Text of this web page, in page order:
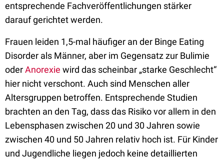
entsprechende Fachveröffentlichungen stärker
darauf gerichtet werden.
Frauen leiden 1,5-mal häufiger an der Binge Eating
Disorder als Männer, aber im Gegensatz zur Bulimie
oderAnorexie wird das scheinbar „starke Geschlecht“
hier nicht verschont. Auch sind Menschen aller
Altersgruppen betroffen. Entsprechende Studien
brachten an den Tag, dass das Risiko vor allem in den
Lebensphasen zwischen 20 und 30 Jahren sowie
zwischen 40 und 50 Jahren relativ hoch ist. Für Kinder
und Jugendliche liegen jedoch keine detaillierten